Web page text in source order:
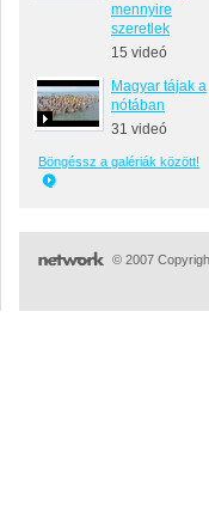
mennyire
szeretlek
15 videó
Magyar tájak a
nótában
31 videó
Böngéssz a galériák között!
© 2007